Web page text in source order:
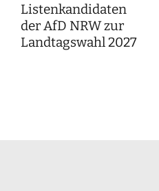
Listenkandidaten
der AfD NRW zur
Landtagswahl 2027